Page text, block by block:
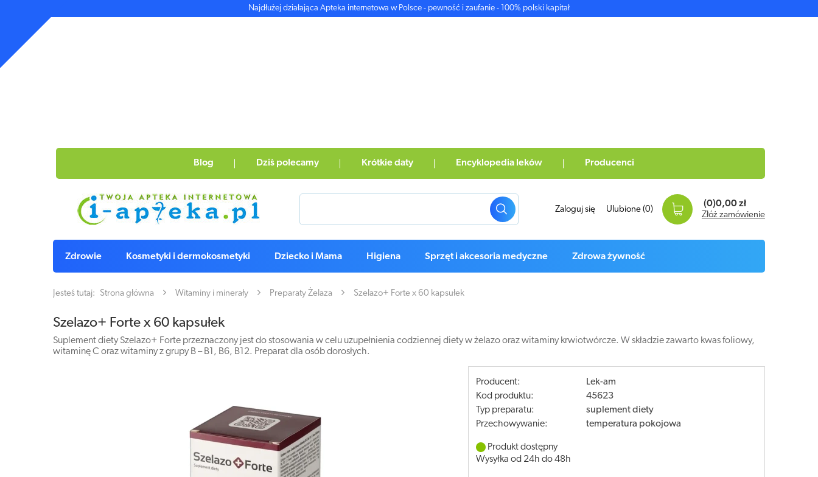
Najdłużej działająca Apteka internetowa w Polsce - pewność i zaufanie - 100% polski kapitał
Blog Dziś polecamy Krótkie daty Encyklopedia leków Producenci
Zaloguj się Ulubione (0)
(0)0,00 zł
Złóż zamówienie
Zdrowie Kosmetyki i dermokosmetyki Dziecko i Mama Higiena Sprzęt i akcesoria medyczne Zdrowa żywność
Jesteś tutaj: Strona główna Witaminy i minerały Preparaty Żelaza Szelazo+ Forte x 60 kapsułek
Szelazo+ Forte x 60 kapsułek
Suplement diety Szelazo+ Forte przeznaczony jest do stosowania w celu uzupełnienia codziennej diety w żelazo oraz witaminy krwiotwórcze. W składzie zawarto kwas foliowy,
witaminę C oraz witaminy z grupy B – B1, B6, B12. Preparat dla osób dorosłych.
Producent:
Lek-am
Kod produktu:
45623
Typ preparatu:
suplement diety
Przechowywanie:
temperatura pokojowa
Produkt dostępny
Wysyłka od 24h do 48h